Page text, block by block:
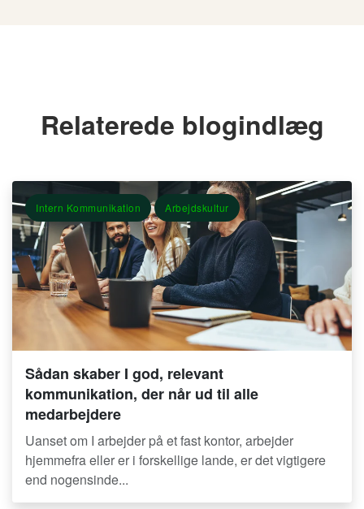
Relaterede blogindlæg
Intern Kommunikation Arbejdskultur
Sådan skaber I god, relevant
kommunikation, der når ud til alle
medarbejdere
Uanset om I arbejder på et fast kontor, arbejder
hjemmefra eller er i forskellige lande, er det vigtigere
end nogensinde...